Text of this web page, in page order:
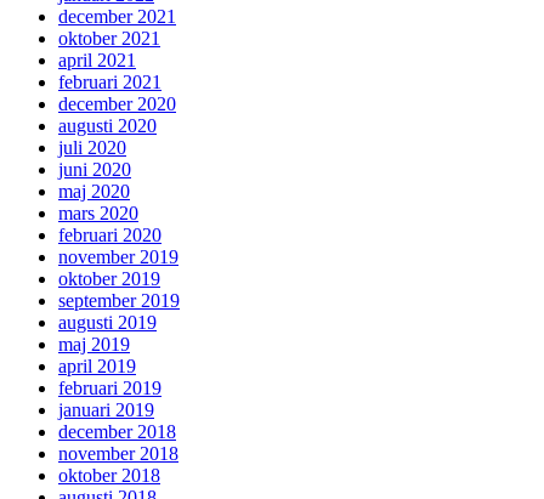
december 2021
oktober 2021
april 2021
februari 2021
december 2020
augusti 2020
juli 2020
juni 2020
maj 2020
mars 2020
februari 2020
november 2019
oktober 2019
september 2019
augusti 2019
maj 2019
april 2019
februari 2019
januari 2019
december 2018
november 2018
oktober 2018